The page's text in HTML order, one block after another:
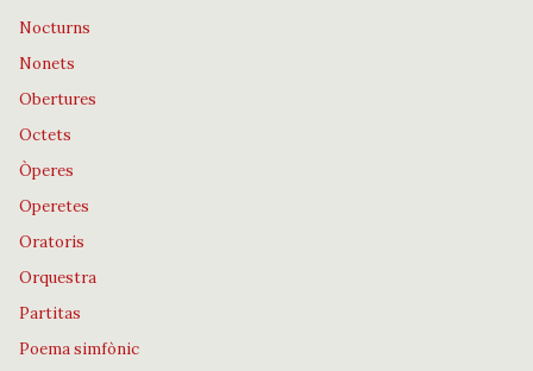
Nocturns
Nonets
Obertures
Octets
Òperes
Operetes
Oratoris
Orquestra
Partitas
Poema simfònic